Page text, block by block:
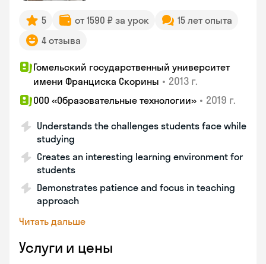
5 от 1590 ₽ за урок
15 лет опыта
4 отзыва
Гомельский государственный университет
имени Франциска Скорины • 2013 г.
ООО «Образовательные технологии» • 2019 г.
Understands the challenges students face while
studying
Creates an interesting learning environment for
students
Demonstrates patience and focus in teaching
approach
Читать дальше
Услуги и цены